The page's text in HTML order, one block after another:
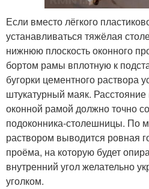
Если вместо лёгкого
устанавливаться тяжёлая
нижнюю плоскость оконного
бортом рамы вплотную к
бугорки цементного раствора
штукатурный маяк.
оконной рамой должно точно
подоконника-столешницы. По
раствором выводится ровная
проёма, на которую будет
внутренний угол желательно
уголком.